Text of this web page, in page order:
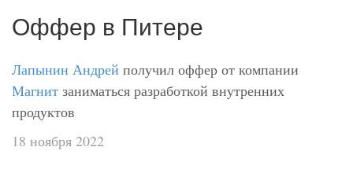
Оффер в Питере
Лапынин Андрей получил оффер от компании
Магнит заниматься разработкой внутренних
продуктов
18 ноября 2022